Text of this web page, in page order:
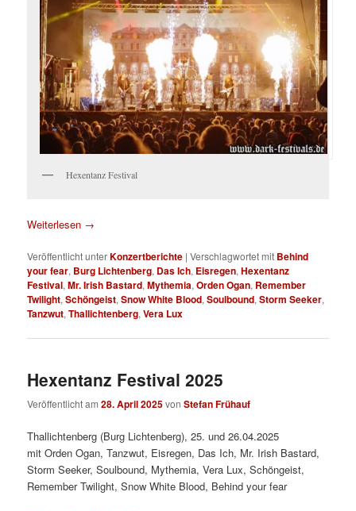
Hexentanz Festival
Weiterlesen →
Veröffentlicht unterKonzertberichte |Verschlagwortet mit Behind
your fear, Burg Lichtenberg, Das Ich, Eisregen,Hexentanz
Festival,Mr. Irish Bastard,Mythemia,Orden Ogan, Remember
Twilight,Schöngeist,Snow White Blood,Soulbound,Storm Seeker,
Tanzwut,Thallichtenberg,Vera Lux
Hexentanz Festival 2025
Veröffentlicht am28. April 2025vonStefan Frühauf
Thallichtenberg (Burg Lichtenberg), 25. und 26.04.2025
mit Orden Ogan, Tanzwut, Eisregen, Das Ich, Mr. Irish Bastard,
Storm Seeker, Soulbound, Mythemia, Vera Lux, Schöngeist,
Remember Twilight, Snow White Blood, Behind your fear